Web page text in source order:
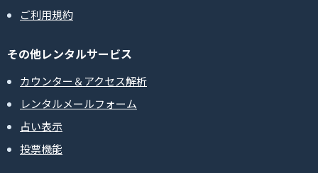
ご利用規約
その他レンタルサービス
カウンター＆アクセス解析
レンタルメールフォーム
占い表示
投票機能